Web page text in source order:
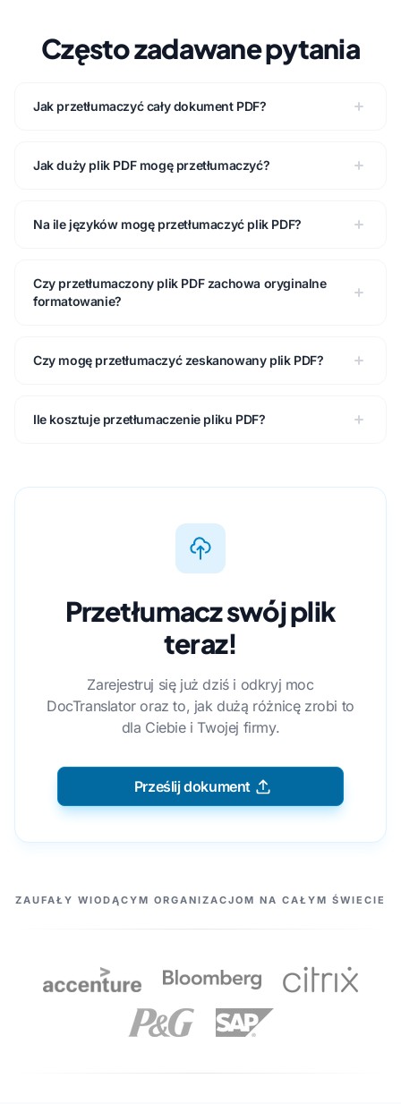
Często zadawane pytania
Jak przetłumaczyć cały dokument PDF?
Jak duży plik PDF mogę przetłumaczyć?
Na ile języków mogę przetłumaczyć plik PDF?
Czy przetłumaczony plik PDF zachowa oryginalne
formatowanie?
Czy mogę przetłumaczyć zeskanowany plik PDF?
Ile kosztuje przetłumaczenie pliku PDF?
Przetłumacz swój plik
teraz!
Zarejestruj się już dziś i odkryj moc
DocTranslator oraz to, jak dużą różnicę zrobi to
dla Ciebie i Twojej firmy.
Prześlij dokument
NASI PARTNERZY
ZAUFAŁY WIODĄCYM ORGANIZACJOM NA CAŁYM ŚWIECIE